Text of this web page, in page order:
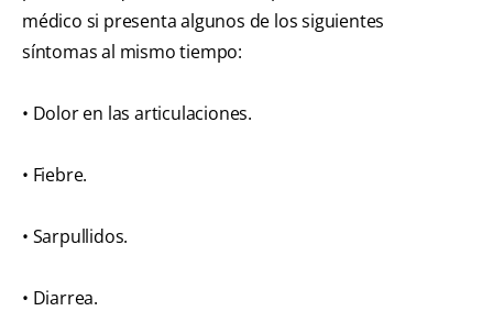
médico si presenta algunos de los siguientes
síntomas al mismo tiempo:
• Dolor en las articulaciones.
• Fiebre.
• Sarpullidos.
• Diarrea.